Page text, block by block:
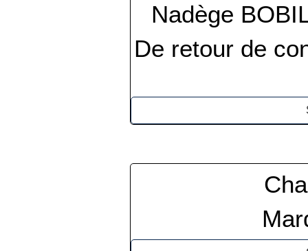
Nadège
De retour de